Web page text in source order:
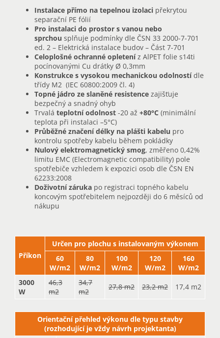
Instalace přímo na tepelnou izolaci překrytou
separační PE fólií
Pro instalaci do prostor s vanou nebo
sprchou splňuje podmínky dle ČSN 33 2000-7-701
ed. 2 – Elektrická instalace budov – Část 7-701
Celoplošné ochranné opleteníz AlPET folie s14ti
pocínovanými Cu drátky Ø 0,3mm
Konstrukce s vysokou mechanickou odolnostídle
třídy M2 (IEC 60800:2009 čl. 4)
Topné jádro ze slaněné resistence zajišťuje
bezpečný a snadný ohyb
Trvalá teplotní odolnost -20 až +80°C (minimální
teplota při instalaci –5°C)
Průběžné značení délky na plášti kabelu pro
kontrolu spotřeby kabelu během pokládky
Nulový elektromagnetický smog, změřeno 0,42%
limitu EMC (Electromagnetic compatibility) pole
spotřebiče vzhledem k expozici osob dle ČSN EN
62233:2008
Doživotní záruka po registraci topného kabelu
koncovým spotřebitelem nejpozději do 6 měsíců od
nákupu
Příkon
Určen pro plochu s instalovaným výkonem
60
W/m2
80
W/m2
100
W/m2
120
W/m2
160
W/m2
3000
W
46,3
m2
34,7
m2
27,8 m2 23,2 m2 17,4 m2
Orientační přehled výkonu dle typu stavby
(rozhodující je vždy návrh projektanta)